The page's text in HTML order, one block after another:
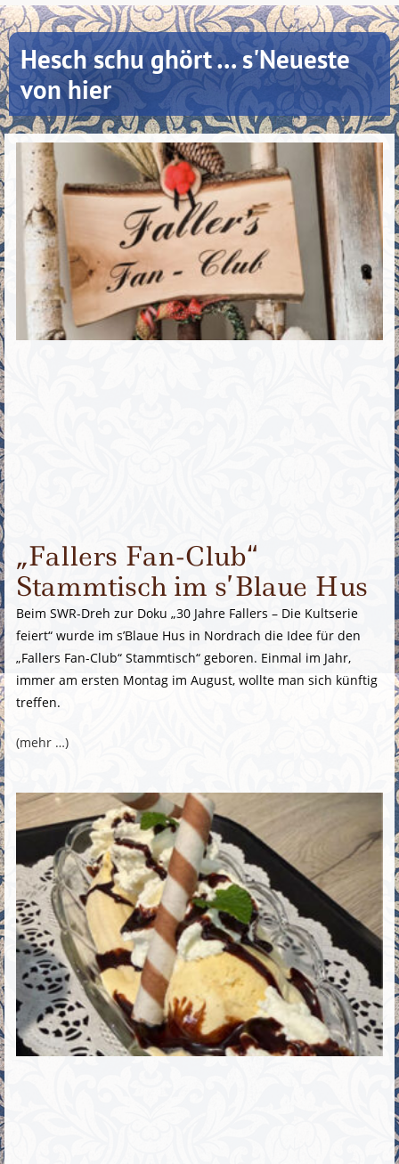
Hesch schu ghört … s'Neueste
von hier
„Fallers Fan-Club“
Stammtisch im s’Blaue Hus
Beim SWR-Dreh zur Doku „30 Jahre Fallers – Die Kultserie
feiert“ wurde im s’Blaue Hus in Nordrach die Idee für den
„Fallers Fan-Club“ Stammtisch“ geboren. Einmal im Jahr,
immer am ersten Montag im August, wollte man sich künftig
treffen.
(mehr …)